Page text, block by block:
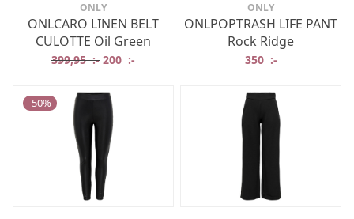
ONLY
ONLCARO LINEN BELT
CULOTTE Oil Green
399,95:- Det ursprungliga priset var: 399,95 :-.
200 :- Det nuvarande priset är: 200 :-.
ONLY
ONLPOPTRASH LIFE PANT
Rock Ridge
350 :-
-50%